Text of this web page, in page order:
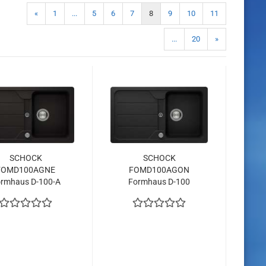
« 1 ... 5 6 7 8 9 10 11
... 20 »
SCHOCK
D-100-A
cm Aufliegend
SCHOCK
FOMD100AGON
Formhaus D-100
45 cm Aufliegend